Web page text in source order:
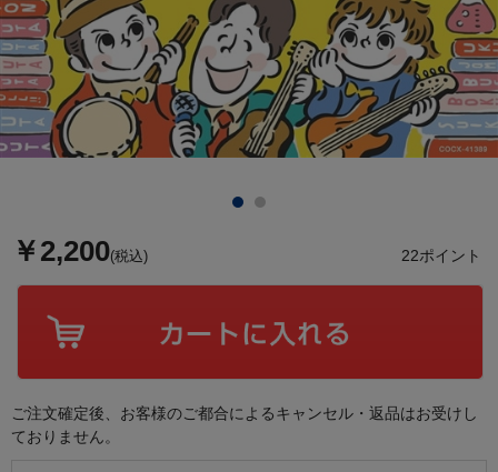
￥2,200(税込) 22ポイント
ご注文確定後、お客様のご都合によるキャンセル・返品はお受けし
ておりません。